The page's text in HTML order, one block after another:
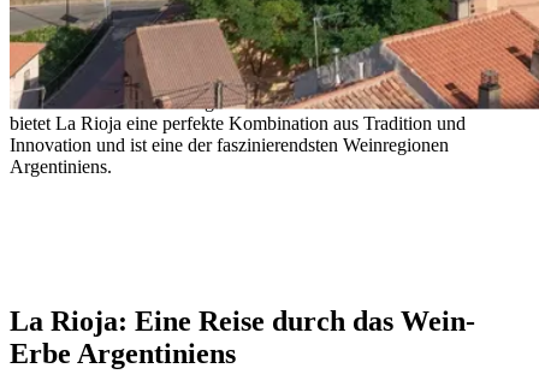
La Rioja: Eine Mischung aus Erbe und
Aromatik
Von historischen Weinbergen bis hin zu aromatischen Weißweinen
bietet La Rioja eine perfekte Kombination aus Tradition und
Innovation und ist eine der faszinierendsten Weinregionen
Argentiniens.
La Rioja: Eine Reise durch das Wein-
Erbe Argentiniens